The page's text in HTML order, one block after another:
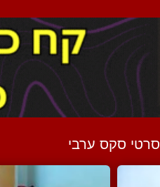
סרטי סקס ערבי